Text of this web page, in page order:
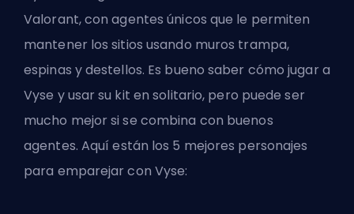
Valorant, con agentes únicos que le permiten
mantener los sitios usando muros trampa,
espinas y destellos. Es bueno saber cómo jugar a
Vyse y usar su kit en solitario, pero puede ser
mucho mejor si se combina con buenos
agentes. Aquí están los 5 mejores personajes
para emparejar con Vyse: